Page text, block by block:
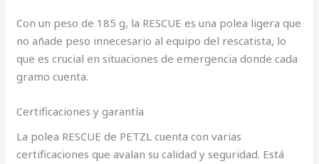
Con un peso de 185 g, la RESCUE es una polea ligera que
no añade peso innecesario al equipo del rescatista, lo
que es crucial en situaciones de emergencia donde cada
gramo cuenta.
Certificaciones y garantía
La polea RESCUE de PETZL cuenta con varias
certificaciones que avalan su calidad y seguridad. Está